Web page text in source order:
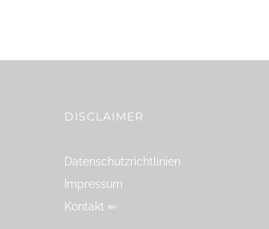
DISCLAIMER
Datenschutzrichtlinien
Impressum
Kontakt ⇐